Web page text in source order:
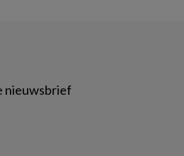
nieuwsbrief